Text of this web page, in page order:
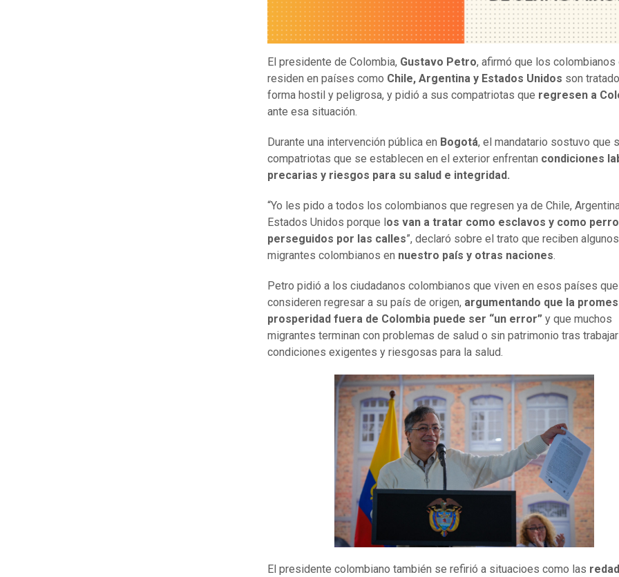
El presidente de Colombia, Gustavo Petro, afirmó que los colombianos
residen en países como Chile, Argentina y Estados Unidos son
forma hostil y peligrosa, y pidió a sus compatriotas que regresen a
ante esa situación.
Durante una intervención pública en Bogotá, el mandatario sostuvo que
compatriotas que se establecen en el exterior enfrentan condiciones
precarias y riesgos para su salud e integridad.
“Yo les pido a todos los colombianos que regresen ya de Chile,
Estados Unidos porque l os van a tratar como esclavos y como
perseguidos por las calles”, declaró sobre el trato que reciben algunos
migrantes colombianos en nuestro país y otras naciones.
Petro pidió a los ciudadanos colombianos que viven en esos países que
consideren regresar a su país de origen, argumentando que la
prosperidad fuera de Colombia puede ser “un error” y que muchos
migrantes terminan con problemas de salud o sin patrimonio tras
condiciones exigentes y riesgosas para la salud.
El presidente colombiano también se refirió a situacioes como las